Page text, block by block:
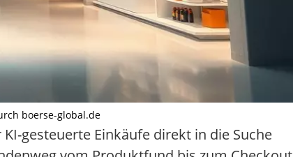
boerse-global.de
gesteuerte Einkäufe direkt in die Suche